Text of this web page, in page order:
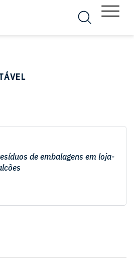
Busca Menu
de embalagens em loja-